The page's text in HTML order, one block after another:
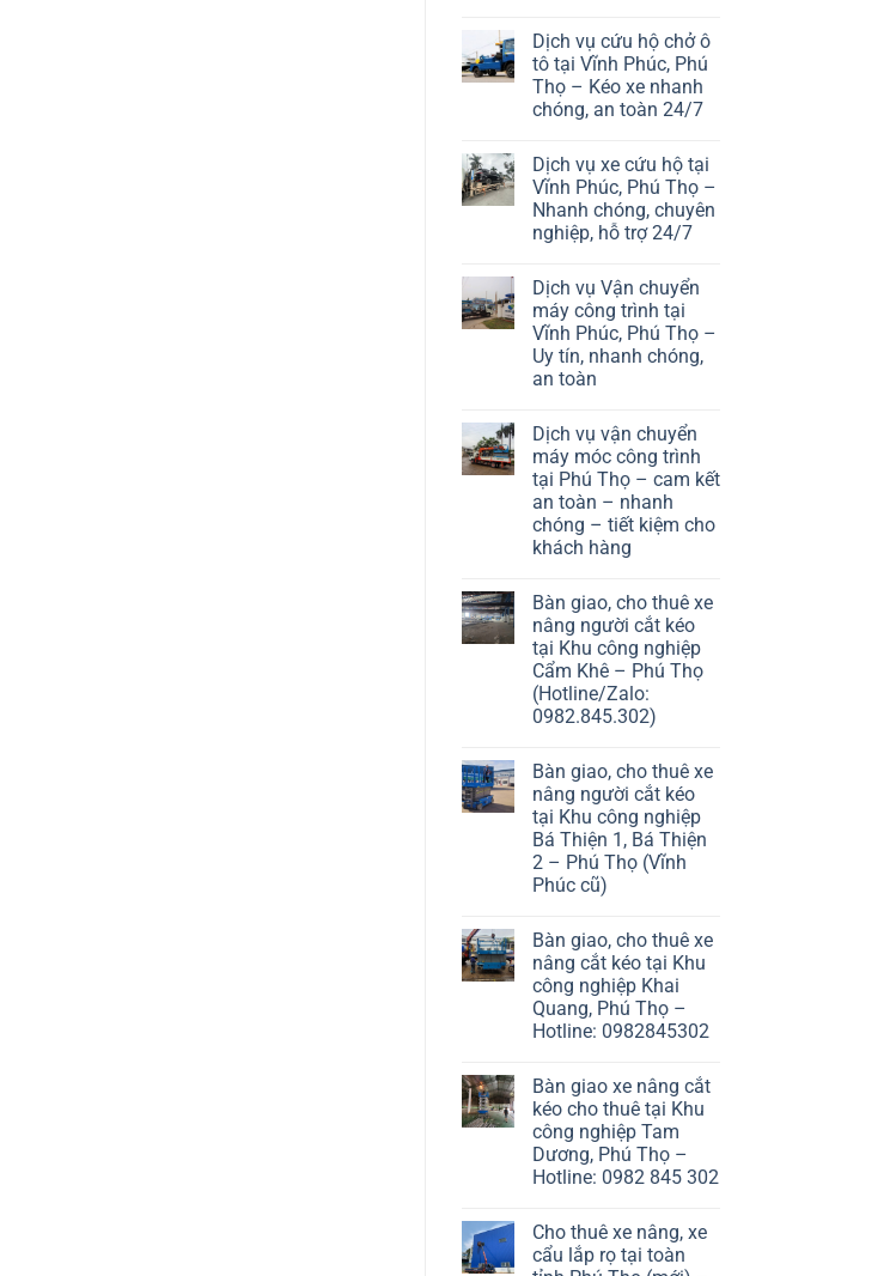
Dịch vụ cứu hộ chở ô
tô tại Vĩnh Phúc, Phú
Thọ – Kéo xe nhanh
chóng, an toàn 24/7
Dịch vụ xe cứu hộ tại
Vĩnh Phúc, Phú Thọ –
Nhanh chóng, chuyên
nghiệp, hỗ trợ 24/7
Dịch vụ Vận chuyển
máy công trình tại
Vĩnh Phúc, Phú Thọ –
Uy tín, nhanh chóng,
an toàn
Dịch vụ vận chuyển
máy móc công trình
tại Phú Thọ – cam kết
an toàn – nhanh
chóng – tiết kiệm cho
khách hàng
Bàn giao, cho thuê xe
nâng người cắt kéo
tại Khu công nghiệp
Cẩm Khê – Phú Thọ
(Hotline/Zalo:
0982.845.302)
Bàn giao, cho thuê xe
nâng người cắt kéo
tại Khu công nghiệp
Bá Thiện 1, Bá Thiện
2 – Phú Thọ (Vĩnh
Phúc cũ)
Bàn giao, cho thuê xe
nâng cắt kéo tại Khu
công nghiệp Khai
Quang, Phú Thọ –
Hotline: 0982845302
Bàn giao xe nâng cắt
kéo cho thuê tại Khu
công nghiệp Tam
Dương, Phú Thọ –
Hotline: 0982 845 302
Cho thuê xe nâng, xe
cẩu lắp rọ tại toàn